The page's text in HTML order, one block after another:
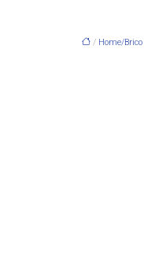
/ Home/Brico